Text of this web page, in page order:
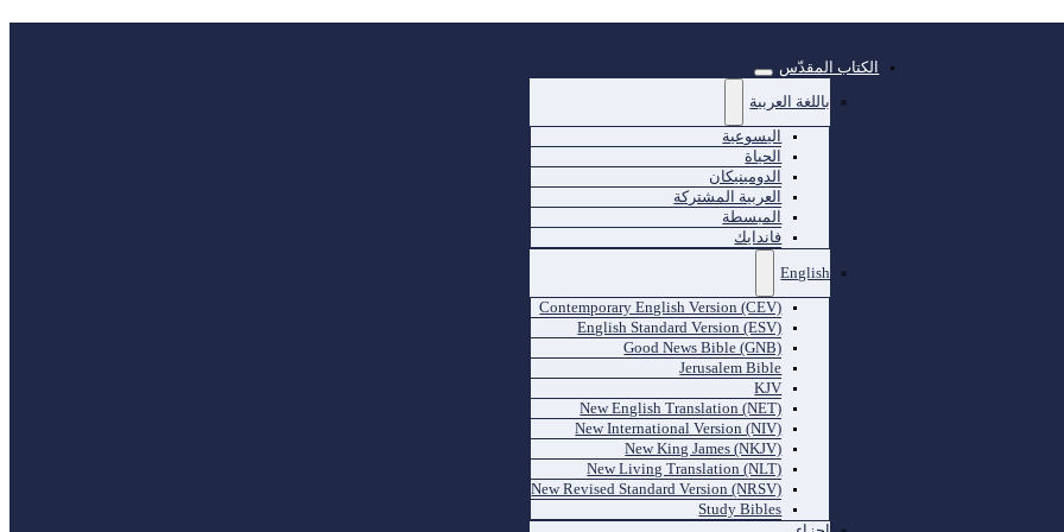
الكتاب المقدّس
باللغة العربية
اليسوعية
الحياة
الدومينيكان
العربية المشتركة
المبسطة
فاندايك
English
Contemporary English Version (CEV)
English Standard Version (ESV)
Good News Bible (GNB)
Jerusalem Bible
KJV
New English Translation (NET)
New International Version (NIV)
New King James (NKJV)
New Living Translation (NLT)
New Revised Standard Version (NRSV)
Study Bibles